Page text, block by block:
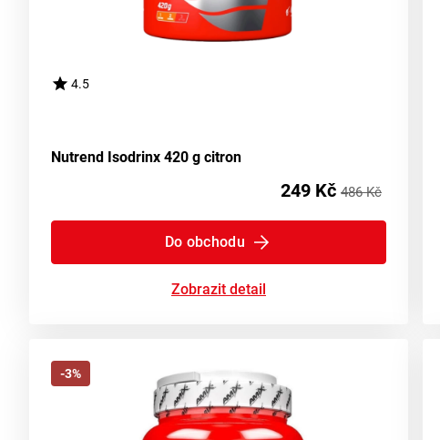
4.5
Nutrend Isodrinx 420 g citron
249 Kč 486 Kč
Do obchodu
Zobrazit detail
-3%